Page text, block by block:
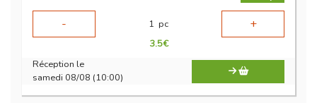
-
1 pc +
3.5€
Réception le
samedi 08/08 (10:00)